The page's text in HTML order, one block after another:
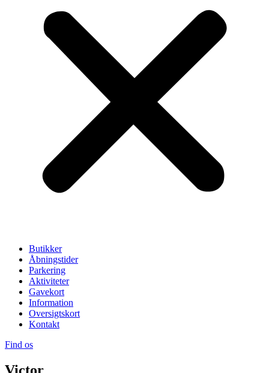
Butikker
Åbningstider
Parkering
Aktiviteter
Gavekort
Information
Oversigtskort
Kontakt
Find os